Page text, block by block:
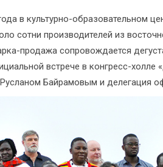
в культурно-образовательном
сотни производителей из
продажа сопровождается
встрече в конгресс-холле
Байрамовым и делегация